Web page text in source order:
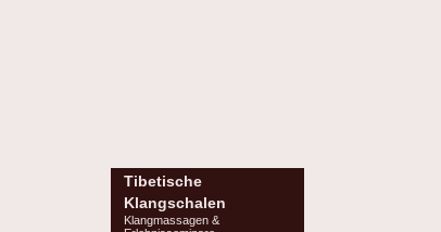
Tibetische
Klangschalen
Klangmassagen &